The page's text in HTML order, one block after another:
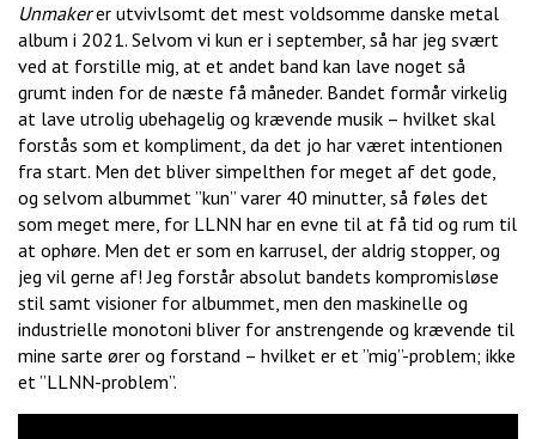
Unmakerer utvivlsomt det mest voldsomme danske metal
album i 2021. Selvom vi kun er i september, så har jeg svært
ved at forstille mig, at et andet band kan lave noget så
grumt inden for de næste få måneder. Bandet formår virkelig
at lave utrolig ubehagelig og krævende musik – hvilket skal
forstås som et kompliment, da det jo har været intentionen
fra start. Men det bliver simpelthen for meget af det gode,
og selvom albummet ”kun” varer 40 minutter, så føles det
som meget mere, for LLNN har en evne til at få tid og rum til
at ophøre. Men det er som en karrusel, der aldrig stopper, og
jeg vil gerne af! Jeg forstår absolut bandets kompromisløse
stil samt visioner for albummet, men den maskinelle og
industrielle monotoni bliver for anstrengende og krævende til
mine sarte ører og forstand – hvilket er et ”mig”-problem; ikke
et ”LLNN-problem”.